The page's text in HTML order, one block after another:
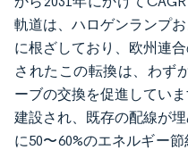
軌道は、ハロゲンランプ
に根ざしており、欧州連
されたこの転換は、わず
ーブの交換を促進してい
建設され、既存の配線が
に50〜60%のエネルギー